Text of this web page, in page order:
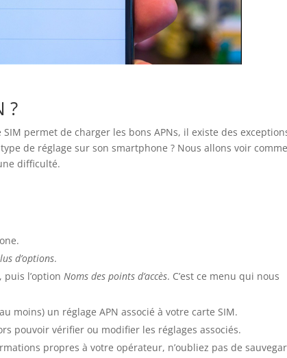
?
permet de charger les bons APNs, il existe des
de réglage sur son smartphone ? Nous allons voir
difficulté.
d’options.
, puis l’optionNoms des points d’accès. C’est ce menu qui nous
moins) un réglage APN associé à votre carte SIM.
pouvoir vérifier ou modifier les réglages associés.
propres à votre opérateur, n’oubliez pas de